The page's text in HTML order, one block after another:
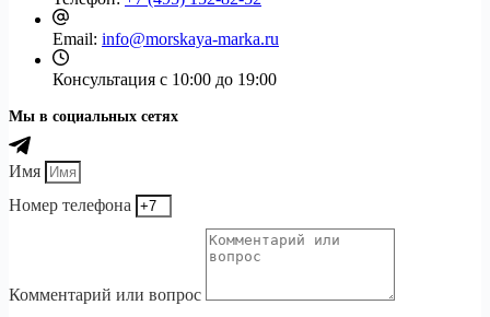
Email: info@morskaya-marka.ru
Консультация с 10:00 до 19:00
Мы в социальных сетях
Имя
Номер телефона
Комментарий или вопрос